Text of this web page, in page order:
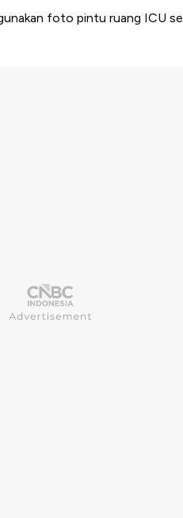
foto pintu ruang ICU